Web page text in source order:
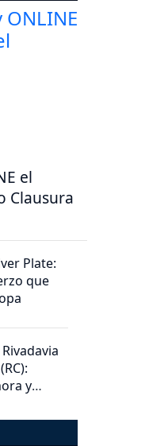
el
Clausura
Plate:
que
y